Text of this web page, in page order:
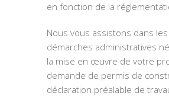
en fonction de la
Nous vous assistons dans
démarches administratives
la mise en œuvre de votre
demande de permis de
déclaration préalable de